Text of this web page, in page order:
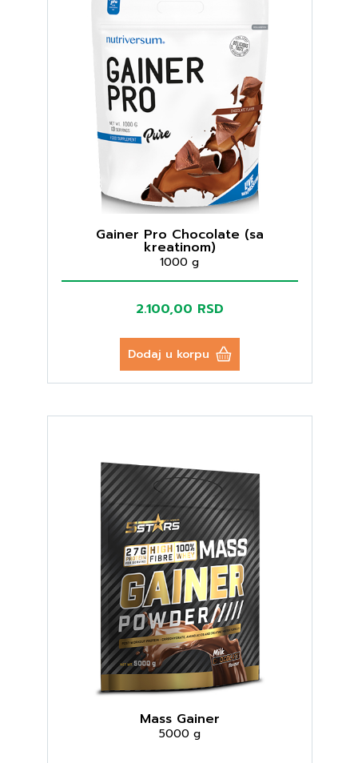
Gainer Pro Chocolate (sa
kreatinom)
1000 g
2.100,00 RSD
Dodaj u korpu
Mass Gainer
5000 g